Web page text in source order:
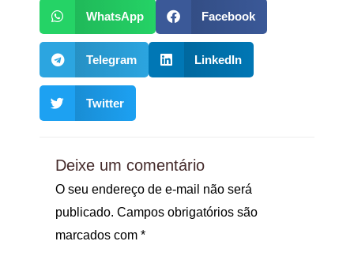
WhatsApp Facebook
Telegram LinkedIn
Twitter
Deixe um comentário
O seu endereço de e-mail não será
publicado. Campos obrigatórios são
marcados com *